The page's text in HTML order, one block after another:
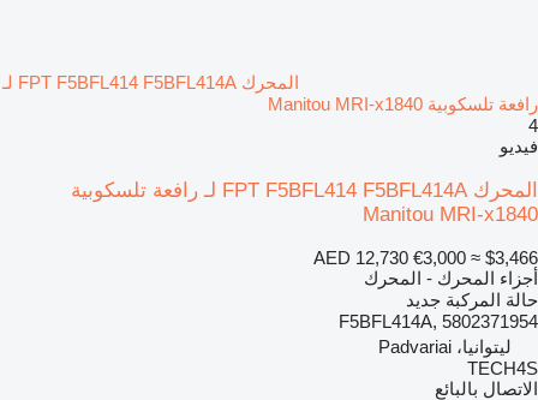
المحرك FPT F5BFL414 F5BFL414A لـ
رافعة تلسكوبية Manitou MRI-x1840
4
فيديو
المحرك FPT F5BFL414 F5BFL414A لـ رافعة تلسكوبية
Manitou MRI-x1840
AED 12,730 €3,000 ≈ $3,466
أجزاء المحرك - المحرك
حالة المركبة جديد
F5BFL414A, 5802371954
ليتوانيا، Padvariai
TECH4S
الاتصال بالبائع